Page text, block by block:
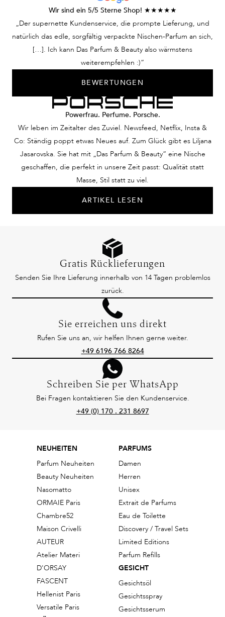
Wir sind ein 5/5 Sterne Shop! ★★★★★
„Der supernette Kundenservice, die prompte Lieferung, und
natürlich das edle, sorgfältig verpackte Nischen-Parfum an sich,
[…]. Ich kann Das Parfum & Beauty also wärmstens
weiterempfehlen :)“
BEWERTUNGEN
Powerfrau. Perfume. Porsche.
Wir leben im Zeitalter des Zuviel. Newsfeed, Netflix, Insta &
Co: Ständig poppt etwas Neues auf. Zum Glück gibt es Liljana
Jasarovska. Sie hat mit „Das Parfum & Beauty“ eine Nische
geschaffen, die perfekt in unsere Zeit passt: Qualität statt
Masse, Stil statt zu viel.
ARTIKEL LESEN
Gratis Rücklieferungen
Senden Sie Ihre Lieferung innerhalb von 14 Tagen problemlos
zurück.
Sie erreichen uns direkt
Rufen Sie uns an, wir helfen Ihnen gerne weiter.
+49 6196 766 8264
Schreiben Sie per WhatsApp
Bei Fragen kontaktieren Sie den Kundenservice.
+49 (0) 170 . 231 8697
NEUHEITEN
Parfum Neuheiten
Beauty Neuheiten
Nasomatto
ORMAIE Paris
Chambre52
Maison Crivelli
AUTEUR
Atelier Materi
D'ORSAY
FASCENT
Hellenist Paris
Versatile Paris
PARFUMS
Damen
Herren
Unisex
Extrait de Parfums
Eau de Toilette
Discovery / Travel Sets
Limited Editions
Parfum Refills
GESICHT
Gesichtsöl
Gesichtsspray
Gesichtsserum